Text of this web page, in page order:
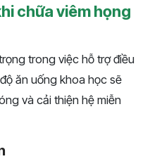
chữa viêm họng
trong việc hỗ trợ điều
ăn uống khoa học sẽ
và cải thiện hệ miễn